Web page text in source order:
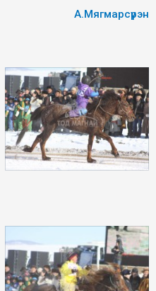
А.Мягмарсүрэн